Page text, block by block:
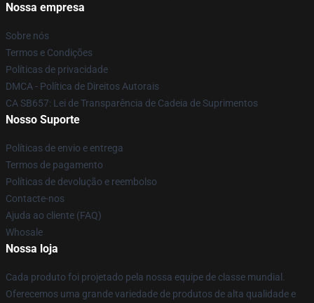
Nossa empresa
Sobre nós
Termos e Condições
Políticas de privacidade
DMCA - Política de Direitos Autorais
CA SB657: Lei de Transparência de Cadeia de Suprimentos
Nosso Suporte
Políticas de envio e entrega
Termos de pagamento
Políticas de devolução e reembolso
Contacte-nos
Ajuda ao cliente (FAQ)
Whosale
Nossa loja
Cada produto foi projetado pela nossa equipe de classe mundial.
Oferecemos uma grande variedade de produtos de alta qualidade e